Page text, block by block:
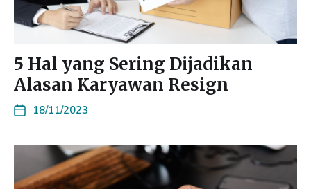
5 Hal yang Sering Dijadikan
Alasan Karyawan Resign
18/11/2023